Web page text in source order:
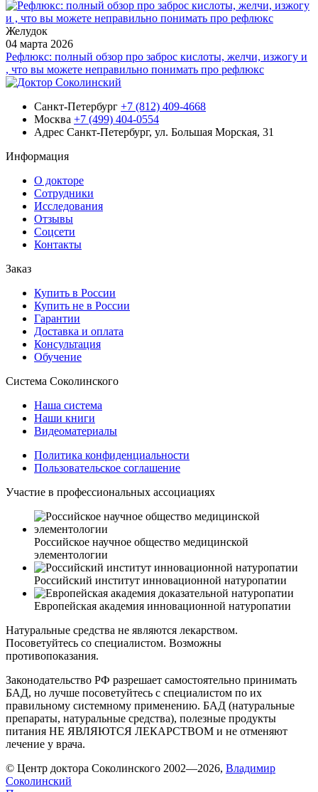
Желудок
04 марта 2026
Рефлюкс: полный обзор про заброс кислоты, желчи, изжогу и
, что вы можете неправильно понимать про рефлюкс
Санкт-Петербург +7 (812) 409-4668
Москва +7 (499) 404-0554
Адрес Санкт-Петербург, ул. Большая Морская, 31
Информация
О докторе
Сотрудники
Исследования
Отзывы
Соцсети
Контакты
Заказ
Купить в России
Купить не в России
Гарантии
Доставка и оплата
Консультация
Обучение
Система Соколинского
Наша система
Наши книги
Видеоматериалы
Политика конфиденциальности
Пользовательское соглашение
Участие в профессиональных ассоциациях
Российское научное общество медицинской
элементологии
Российский институт инновационной натуропатии
Европейская академия инновационной натуропатии
Натуральные средства не являются лекарством.
Посоветуйтесь со специалистом. Возможны
противопоказания.
Законодательство РФ разрешает самостоятельно принимать
БАД, но лучше посоветуйтесь с специалистом по их
правильному системному применению. БАД (натуральные
препараты, натуральные средства), полезные продукты
питания НЕ ЯВЛЯЮТСЯ ЛЕКАРСТВОМ и не отменяют
лечение у врача.
© Центр доктора Соколинского 2002—2026, Владимир
Соколинский